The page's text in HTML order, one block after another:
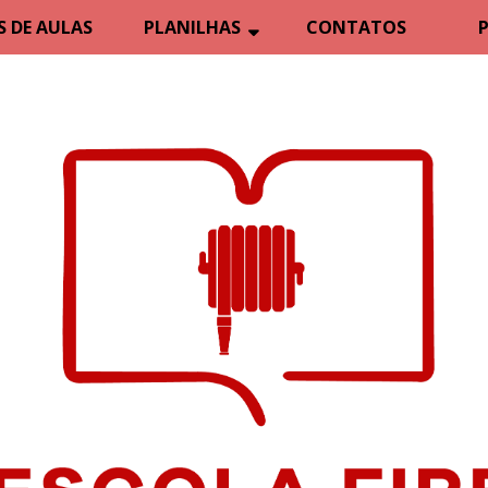
DE AULAS PLANILHAS CONTATOS